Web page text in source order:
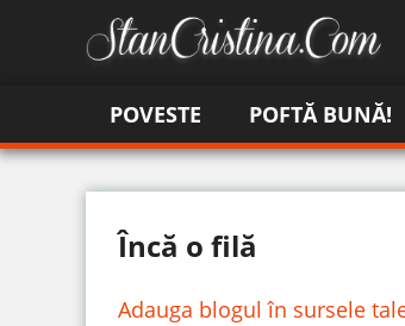
POVESTE POFTĂ BUNĂ!
Încă o filă
Adauga blogul în sursele